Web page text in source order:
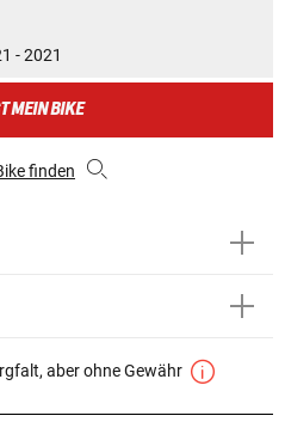
- 2021
MEIN BIKE
finden
aber ohne Gewähr